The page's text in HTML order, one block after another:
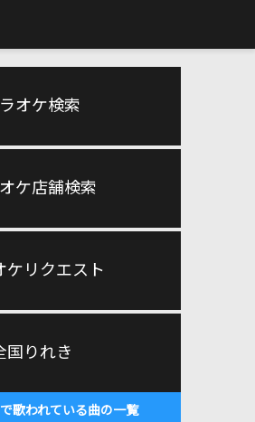
オケ検索
ケ店舗検索
ケリクエスト
国りれき
歌われている曲の一覧